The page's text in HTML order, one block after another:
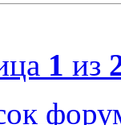
1 из